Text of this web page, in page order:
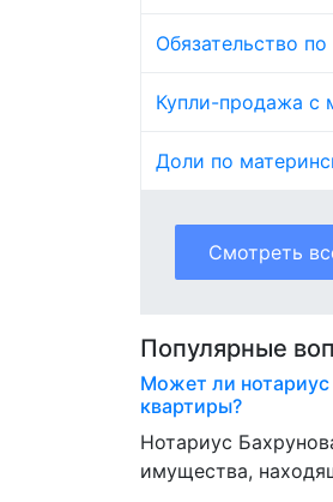
Обязательство
Купли-продажа с
Доли по
Смотреть
Популярные
Может ли
квартиры?
Нотариус
имущества,